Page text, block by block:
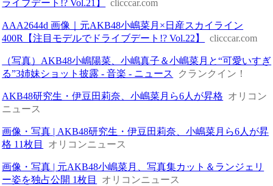
ライブデート!? Vol.21】
clicccar.com
AAA2644d 画像｜元AKB48小嶋菜月×日産スカイライン
400R【注目モデルでドライブデート!? Vol.22】
clicccar.com
（写真）AKB48小嶋陽菜、小嶋真子＆小嶋菜月と“可愛いすぎ
る”3姉妹ショット披露 - 音楽 - ニュース
クランクイン！
AKB48研究生・伊豆田莉奈、小嶋菜月ら6人が昇格 オリコン
ニュース
画像・写真 | AKB48研究生・伊豆田莉奈、小嶋菜月ら6人が昇
格 11枚目
オリコンニュース
画像・写真 | 元AKB48小嶋菜月、写真集カット＆ランジェリ
ー姿を独占公開 1枚目
オリコンニュース